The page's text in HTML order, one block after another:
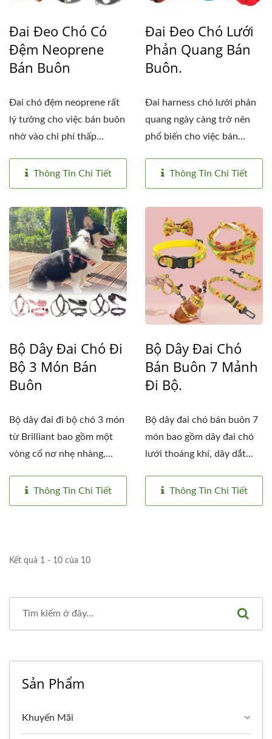
Đai Đeo Chó Có
Đệm Neoprene
Bán Buôn
Đai chó đệm neoprene rất
lý tưởng cho việc bán buôn
nhờ vào chi phí thấp...
Thông Tin Chi Tiết
Đai Đeo Chó Lưới
Phản Quang Bán
Buôn.
Đai harness chó lưới phản
quang ngày càng trở nên
phổ biến cho việc bán...
Thông Tin Chi Tiết
Bộ Dây Đai Chó Đi
Bộ 3 Món Bán
Buôn
Bộ dây đai đi bộ chó 3 món
từ Brilliant bao gồm một
vòng cổ nơ nhẹ nhàng,...
Thông Tin Chi Tiết
Bộ Dây Đai Chó
Bán Buôn 7 Mảnh
Đi Bộ.
Bộ dây đai chó bán buôn 7
món bao gồm dây đai chó
lưới thoáng khí, dây dắt...
Thông Tin Chi Tiết
Kết quả 1 - 10 của 10
Sản Phẩm
Khuyến Mãi